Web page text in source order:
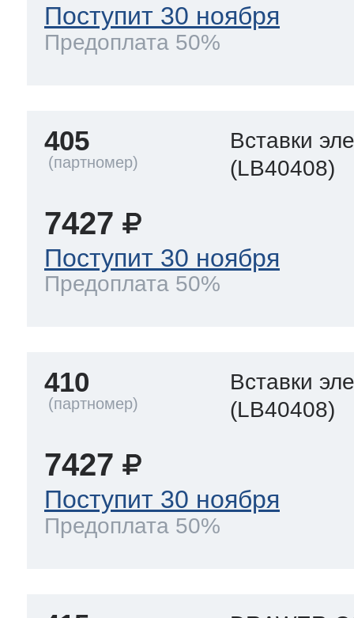
Поступит 30 ноября
Предоплата 50%
405
Вставки
(LB40408)
7427
Поступит 30 ноября
Предоплата 50%
410
Вставки
(LB40408)
7427
Поступит 30 ноября
Предоплата 50%